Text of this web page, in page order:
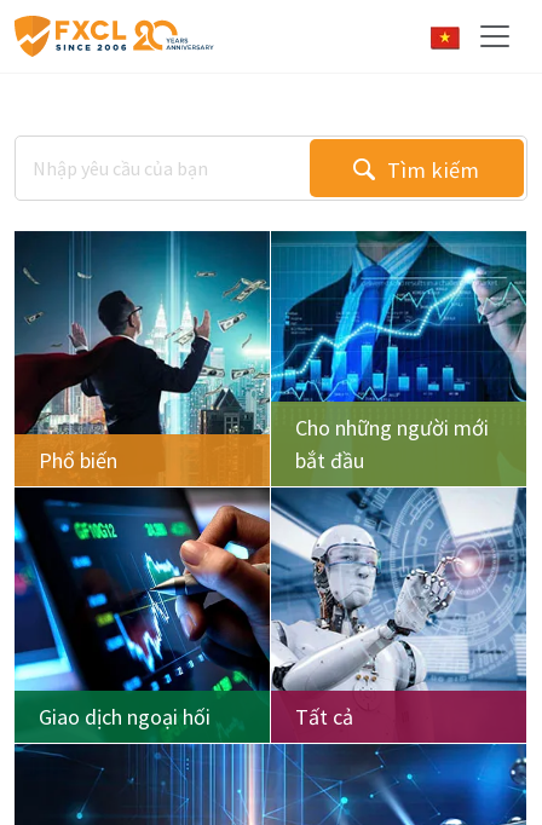
Tìm kiếm
Phổ biến
Cho những người mới
bắt đầu
Giao dịch ngoại hối Tất cả